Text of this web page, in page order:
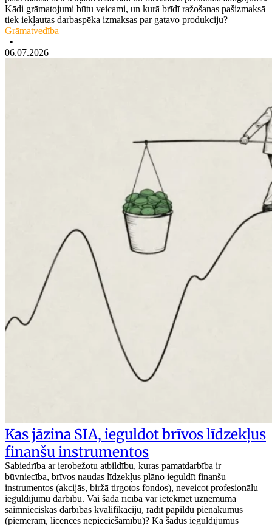
Kādi grāmatojumi būtu veicami, un kurā brīdī ražošanas pašizmaksā
tiek iekļautas darbaspēka izmaksas par gatavo produkciju?
Grāmatvedība
•
06.07.2026
Kas jāzina SIA, ieguldot brīvos līdzekļus
finanšu instrumentos
Sabiedrība ar ierobežotu atbildību, kuras pamatdarbība ir
būvniecība, brīvos naudas līdzekļus plāno ieguldīt finanšu
instrumentos (akcijās, biržā tirgotos fondos), neveicot profesionālu
ieguldījumu darbību. Vai šāda rīcība var ietekmēt uzņēmuma
saimnieciskās darbības kvalifikāciju, radīt papildu pienākumus
(piemēram, licences nepieciešamību)? Kā šādus ieguldījumus